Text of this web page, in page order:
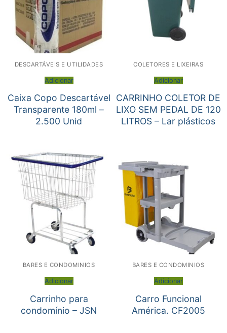
DESCARTÁVEIS E UTILIDADES
Adicionar
Caixa Copo Descartável
Transparente 180ml –
2.500 Unid
COLETORES E LIXEIRAS
Adicionar
CARRINHO COLETOR DE
LIXO SEM PEDAL DE 120
LITROS – Lar plásticos
BARES E CONDOMINIOS
Adicionar
Carrinho para
condomínio – JSN
BARES E CONDOMINIOS
Adicionar
Carro Funcional
América. CF2005